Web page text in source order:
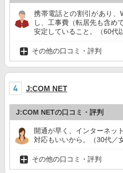
携帯電話との割引があり、
し、工事費（転居先も含め
安定していること。（60代
その他の口コミ・評判
J:COM NET
J:COM NETの口コミ・評判
開通が早く、インターネッ
対応もいいから。（30代／
その他の口コミ・評判